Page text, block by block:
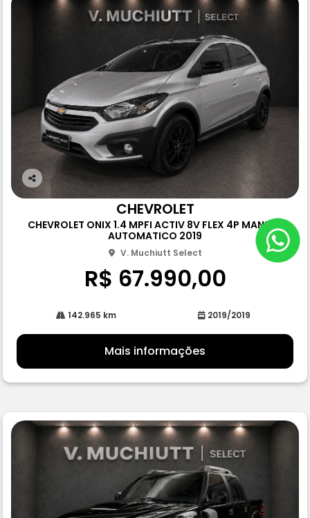
Co
rtil
CHEVROLET
CHEVROLET ONIX 1.4 MPFI ACTIV 8V FLEX 4P MANUAL
AUTOMATICO 2019
V. Muchiutt Select
R$ 67.990,00
142.965 km 2019/2019
Mais informações